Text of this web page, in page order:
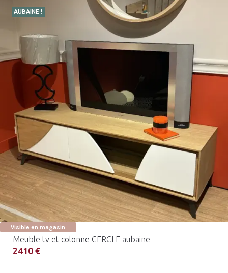
AUBAINE !
Visible en magasin
Meuble tv et colonne CERCLE aubaine
2410 €